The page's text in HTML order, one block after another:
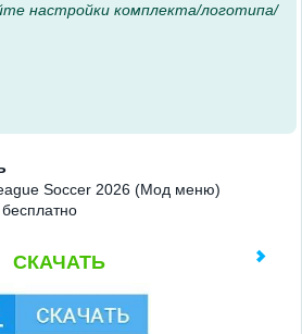
настройки комплекта/логотипа/
Soccer 2026 (Мод меню)
СКАЧАТЬ